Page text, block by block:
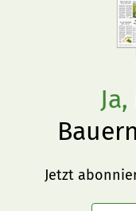
Ja,
Jetzt